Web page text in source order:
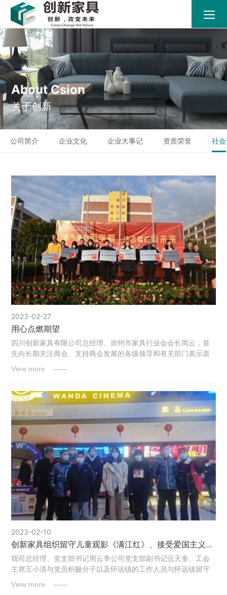
About Csion
关于创新
公司简介 企业文化 企业大事记 资质荣誉 社
2023-02-27
用心点燃期望
四川创新家具有限公司总经理、崇州市家具行业会会长周云，首
先向长期关注商会、支持商会发展的各级领导和有关部门表示衷
View more ——
2023-02-10
创新家具组织留守儿童观影《满江红》、接受爱国主义教育学习分享活动
我司总经理、党支部书记周云率公司党支部副书记伍天奎、工会
主席王小清与党员积极分子以及怀远镇的工作人员与怀远镇留守
View more ——